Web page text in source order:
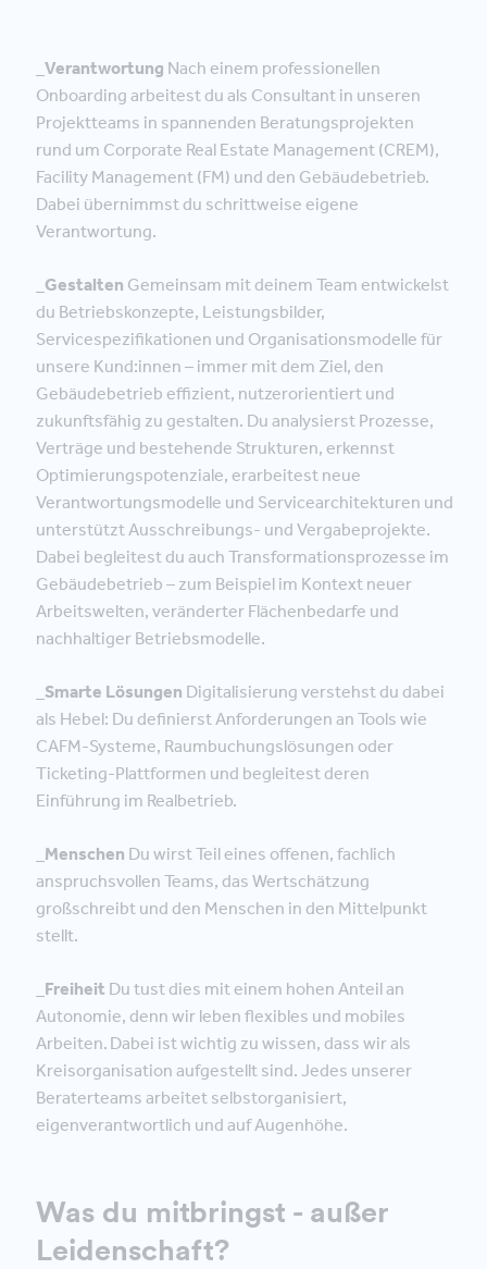
_Verantwortung Nach einem professionellen
Onboarding arbeitest du als Consultant in unseren
Projektteams in spannenden Beratungsprojekten
rund um Corporate Real Estate Management (CREM),
Facility Management (FM) und den Gebäudebetrieb.
Dabei übernimmst du schrittweise eigene
Verantwortung.
_Gestalten Gemeinsam mit deinem Team entwickelst
du Betriebskonzepte, Leistungsbilder,
Servicespezifikationen und Organisationsmodelle für
unsere Kund:innen – immer mit dem Ziel, den
Gebäudebetrieb effizient, nutzerorientiert und
zukunftsfähig zu gestalten. Du analysierst Prozesse,
Verträge und bestehende Strukturen, erkennst
Optimierungspotenziale, erarbeitest neue
Verantwortungsmodelle und Servicearchitekturen und
unterstützt Ausschreibungs- und Vergabeprojekte.
Dabei begleitest du auch Transformationsprozesse im
Gebäudebetrieb – zum Beispiel im Kontext neuer
Arbeitswelten, veränderter Flächenbedarfe und
nachhaltiger Betriebsmodelle.
_Smarte Lösungen Digitalisierung verstehst du dabei
als Hebel: Du definierst Anforderungen an Tools wie
CAFM-Systeme, Raumbuchungslösungen oder
Ticketing-Plattformen und begleitest deren
Einführung im Realbetrieb.
_Menschen Du wirst Teil eines offenen, fachlich
anspruchsvollen Teams, das Wertschätzung
großschreibt und den Menschen in den Mittelpunkt
stellt.
_Freiheit Du tust dies mit einem hohen Anteil an
Autonomie, denn wir leben flexibles und mobiles
Arbeiten. Dabei ist wichtig zu wissen, dass wir als
Kreisorganisation aufgestellt sind. Jedes unserer
Beraterteams arbeitet selbstorganisiert,
eigenverantwortlich und auf Augenhöhe.
Was du mitbringst - außer
Leidenschaft?